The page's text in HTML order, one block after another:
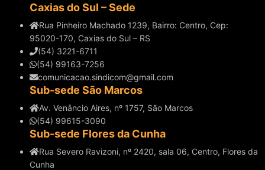
Caxias do Sul – Sede
Rua Pinheiro Machado 1239, Bairro: Centro, Cep:
95020-170, Caxias do Sul – RS
(54) 3221-6711
(54) 99163-7256
comunicacao.sindicom@gmail.com
Sub-sede São Marcos
Av. Venâncio Aires, nº 1757, São Marcos
(54) 99615-3090
Sub-sede Flores da Cunha
Rua Severo Ravizoni, nº 2420, sala 06, Centro, Flores da
Cunha